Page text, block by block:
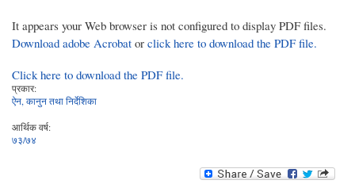
It appears your Web browser is not configured to display PDF files.
Download adobe Acrobat or click here to download the PDF file.
Click here to download the PDF file.
प्रकार:
ऐन, कानुन तथा निर्देशिका
आर्थिक वर्ष:
७३/७४